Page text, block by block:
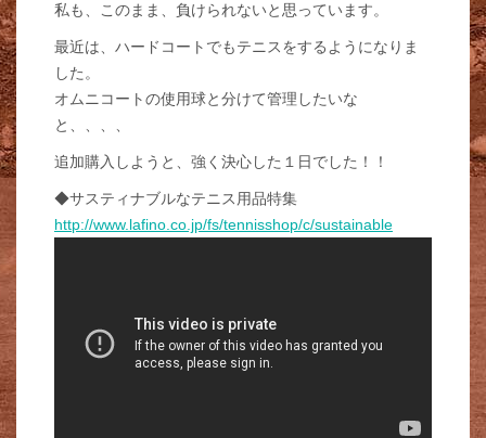
私も、このまま、負けられないと思っています。
最近は、ハードコートでもテニスをするようになりま
した。
オムニコートの使用球と分けて管理したいな
と、、、、
追加購入しようと、強く決心した１日でした！！
◆サスティナブルなテニス用品特集
http://www.lafino.co.jp/fs/tennisshop/c/sustainable